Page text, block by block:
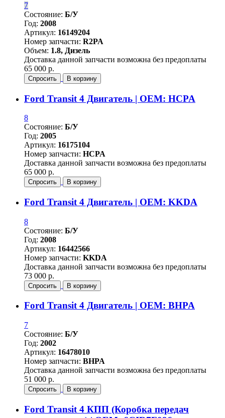
7
Состояние: Б/У
Год: 2008
Артикул: 16149204
Номер запчасти: R2PA
Объем: 1.8, Дизель
Доставка данной запчасти возможна без предоплаты
65 000 р.
Спросить В корзину
Ford Transit 4 Двигатель | OEM: HCPA
8
Состояние: Б/У
Год: 2005
Артикул: 16175104
Номер запчасти: HCPA
Доставка данной запчасти возможна без предоплаты
65 000 р.
Спросить В корзину
Ford Transit 4 Двигатель | OEM: KKDA
8
Состояние: Б/У
Год: 2008
Артикул: 16442566
Номер запчасти: KKDA
Доставка данной запчасти возможна без предоплаты
73 000 р.
Спросить В корзину
Ford Transit 4 Двигатель | OEM: BHPA
7
Состояние: Б/У
Год: 2002
Артикул: 16478010
Номер запчасти: BHPA
Доставка данной запчасти возможна без предоплаты
51 000 р.
Спросить В корзину
Ford Transit 4 КПП (Коробка передач